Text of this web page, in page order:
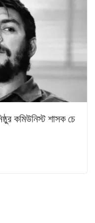
কমিউনিস্ট শাসক চে